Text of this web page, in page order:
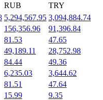
RUB
TRY
5,294,567.95 3,094,884.74
156,356.96
91,396.84
81.53
47.65
49,189.11
28,752.98
84.44
49.36
6,235.03
3,644.62
81.51
47.64
15.99
9.35